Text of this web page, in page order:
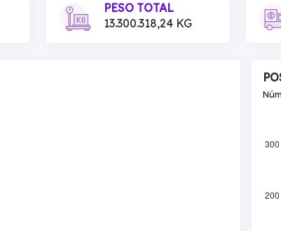
PESO TOTAL
13.300.318,24 KG